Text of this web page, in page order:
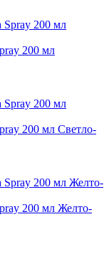
200 мл
200 мл Светло-
200 мл Желто-